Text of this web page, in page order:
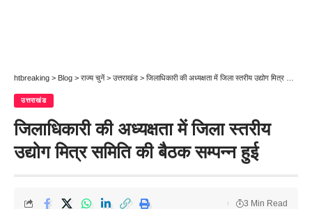
htbreaking > Blog > राज्य चुनें > उत्तराखंड > जिलाधिकारी की अध्यक्षता में जिला स्तरीय उद्योग मित्र समिति की बैठक सम्पन्न हुई
उत्तराखंड
जिलाधिकारी की अध्यक्षता में जिला स्तरीय
उद्योग मित्र समिति की बैठक सम्पन्न हुई
3 Min Read